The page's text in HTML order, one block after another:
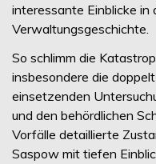
interessante Einblicke in
Verwaltungsgeschichte.
So schlimm die
insbesondere die
einsetzenden
und den behördlichen
Vorfälle detaillierte
Saspow mit tiefen